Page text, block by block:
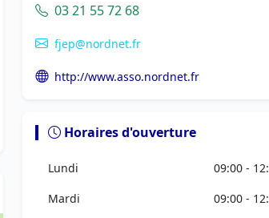
03 21 55 72 68
fjep@nordnet.fr
http://www.asso.nordnet.fr
Horaires d'ouverture
Lundi
09:00 -
Mardi
09:00 -